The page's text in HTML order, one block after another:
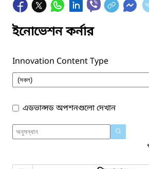
ইনোভেশন কর্নার
Innovation Content Type
এডভান্সড অপশনগুলো দেখান